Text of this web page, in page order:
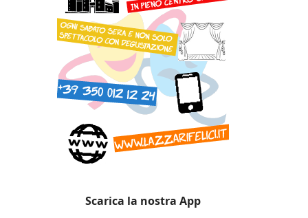
Scarica la nostra App